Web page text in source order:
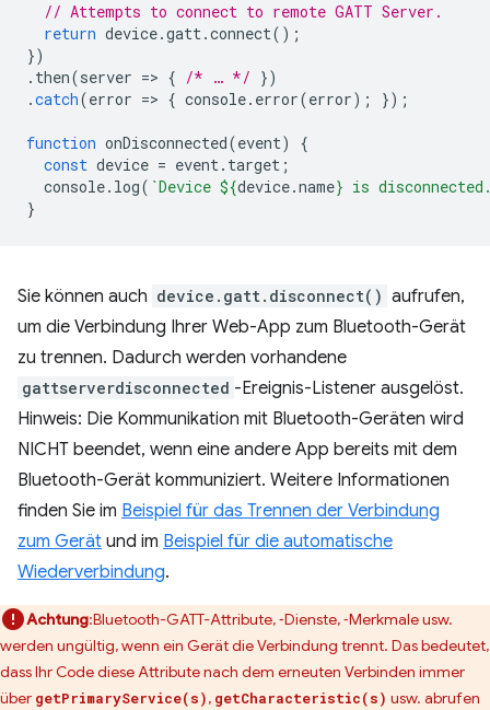
// Attempts to connect to remote GATT Server.
return device.gatt.connect();
})
. then(server => { /* … */ })
.catch(error => { console. error(error); });
function onDisconnected(event)
{
const device = event. target ;
console. log( `Device ${device.name} is
}
Sie können auch device.gatt.disconnect() aufrufen,
um die Verbindung Ihrer Web-App zum Bluetooth-Gerät
zu trennen. Dadurch werden vorhandene
gattserverdisconnected -Ereignis-Listener ausgelöst.
Hinweis: Die Kommunikation mit Bluetooth-Geräten wird
NICHT beendet, wenn eine andere App bereits mit dem
Bluetooth-Gerät kommuniziert. Weitere Informationen
finden Sie im Beispiel für das Trennen der Verbindung
zum Gerät und im Beispiel für die automatische
Wiederverbindung.
Achtung:Bluetooth-GATT-Attribute, ‑Dienste, ‑Merkmale usw.
werden ungültig, wenn ein Gerät die Verbindung trennt. Das bedeutet,
dass Ihr Code diese Attribute nach dem erneuten Verbinden immer
über getPrimaryService(s), getCharacteristic(s) usw. abrufen